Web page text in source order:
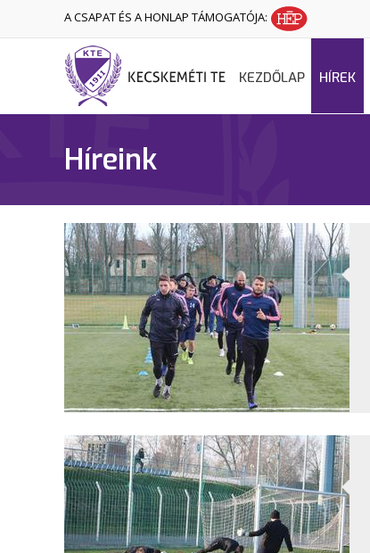
A CSAPAT ÉS A HONLAP TÁMOGATÓJA:
KEZDŐLAP HÍREK
Híreink